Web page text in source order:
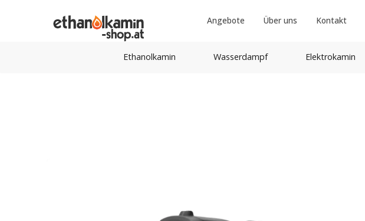
Angebote Über uns Kontakt
Ethanolkamin Wasserdampf Elektrokamin